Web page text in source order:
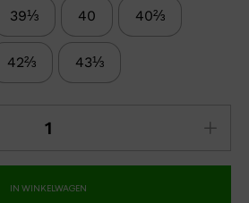
39⅓ 40 40⅔
42⅔ 43⅓
IN WINKELWAGEN